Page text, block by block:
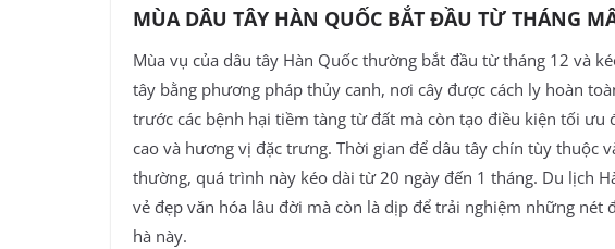
MÙA DÂU TÂY HÀN QUỐC BẮT ĐẦU TỪ THÁNG
Mùa vụ của dâu tây Hàn Quốc thường bắt đầu từ tháng 12 và
tây bằng phương pháp thủy canh, nơi cây được cách ly hoàn
trước các bệnh hại tiềm tàng từ đất mà còn tạo điều kiện tối
cao và hương vị đặc trưng. Thời gian để dâu tây chín tùy thuộc
thường, quá trình này kéo dài từ 20 ngày đến 1 tháng. Du lịch
vẻ đẹp văn hóa lâu đời mà còn là dịp để trải nghiệm những nét
hà này.